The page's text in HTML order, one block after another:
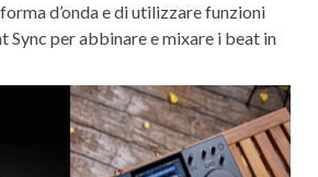
d’onda e di utilizzare funzioni
Sync per abbinare e mixare i beat in